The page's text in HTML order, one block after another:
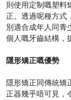
則使用定制嘅塑料
正。透過呢種方式
別適合成年人同青
個人嘅牙齒結構，
隱形矯正嘅優勢
隱形矯正同傳統矯
正器幾乎唔可見，